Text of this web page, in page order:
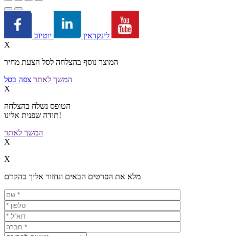
לינקדאין
X
המוצר נוסף בהצלחה לסל הצעת מחיר
המשך לאתר צפה בסל
X
הטופס נשלח בהצלחה
תודה שפנית אלינו!
המשך לאתר
X
X
מלא את הפרטים הבאים ונחזור אליך בהקדם